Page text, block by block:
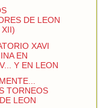
DE LEON
XII)
XAVI
EN
Y EN LEON
TORNEOS
LEON